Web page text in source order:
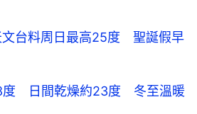
文台料周日最高25度 聖誕假早
度 日間乾燥約23度 冬至溫暖